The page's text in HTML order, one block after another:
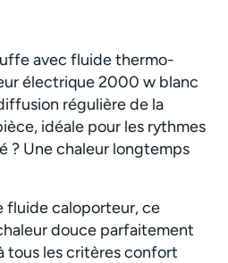
avec fluide thermo-
électrique 2000 w blanc
régulière de la
idéale pour les rythmes
? Une chaleur longtemps
fluide caloporteur, ce
douce parfaitement
tous les critères confort